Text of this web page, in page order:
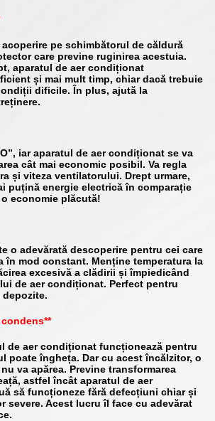
pe schimbătorul de căldură
care previne ruginirea acestuia.
aparatul de aer condiționat
și mai mult timp, chiar dacă trebuie
dificile. În plus, ajută la
iar aparatul de aer condiționat se va
cât mai economic posibil. Va regla
și viteza ventilatorului. Drept urmare,
puțină energie electrică în comparație
economie plăcută!
o adevărată descoperire pentru cei care
în mod constant. Menține temperatura la
excesivă a clădirii și împiedicând
de aer condiționat. Perfect pentru
depozite.
de aer condiționat funcționează pentru
poate îngheța. Dar cu acest încălzitor, o
va apărea. Previne transformarea
astfel încât aparatul de aer
să funcționeze fără defecțiuni chiar și
severe. Acest lucru îl face cu adevărat